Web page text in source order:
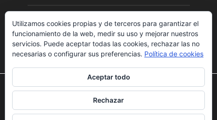
Copyright © 2018.Fly News.Noticias aerospacial
UAS aviación comercial
Utilizamos cookies para ofrecerte la mejor experiencia en
nuestra web.
Puedes aprender más sobre qué cookies utilizamos o
desactivarlas en losajustes.
Utilizamos cookies propias y de terceros para garantizar el
funcionamiento de la web, medir su uso y mejorar nuestros
servicios. Puede aceptar todas las cookies, rechazar las no
necesarias o configurar sus preferencias. Política de cookies
Aceptar todo
Rechazar